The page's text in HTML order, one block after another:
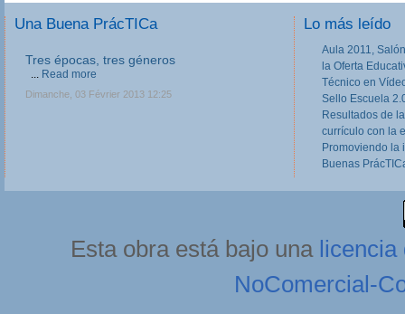
Una Buena PrácTICa
Tres épocas, tres géneros
... Read more
Dimanche, 03 Février 2013 12:25
Lo más leído
Aula 2011,
la Oferta
Técnico en
Sello Escuela
Resultados de
currículo con la
Promoviendo la
Buenas
Esta obra está bajo una licencia
NoComercial-